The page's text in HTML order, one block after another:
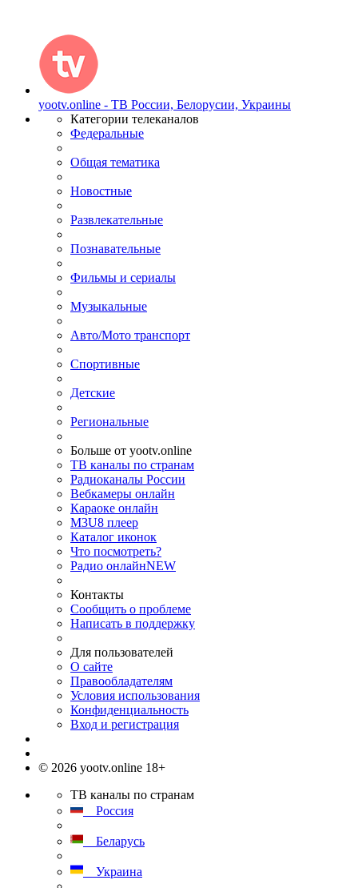
yootv.online - ТВ России, Белорусии, Украины
Категории телеканалов
Федеральные
Общая тематика
Новостные
Развлекательные
Познавательные
Фильмы и сериалы
Музыкальные
Авто/Мото транспорт
Спортивные
Детские
Региональные
Больше от yootv.online
ТВ каналы по странам
Радиоканалы России
Вебкамеры онлайн
Караоке онлайн
M3U8 плеер
Каталог иконок
Что посмотреть?
Радио онлайнNEW
Контакты
Сообщить о проблеме
Написать в поддержку
Для пользователей
О сайте
Правообладателям
Условия использования
Конфиденциальность
Вход и регистрация
© 2026 yootv.online 18+
ТВ каналы по странам
Россия
Беларусь
Украина